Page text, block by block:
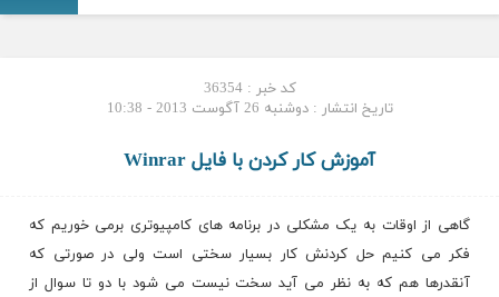
کد خبر : 36354
تاریخ انتشار : دوشنبه 26 آگوست 2013 - 10:38
آموزش کار کردن با فایل Winrar
گاهی از اوقات به یک مشکلی در برنامه های کامپیوتری برمی خوریم که
فکر می کنیم حل کردنش کار بسیار سختی است ولی در صورتی که
آنقدرها هم که به نظر می آید سخت نیست می شود با دو تا سوال از